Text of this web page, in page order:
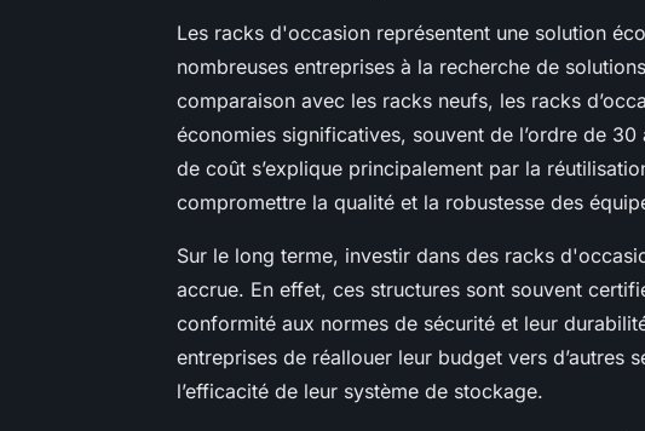
Les racks d'occasion représentent une solution
nombreuses entreprises à la recherche de
comparaison avec les racks neufs, les racks
économies significatives, souvent de l’ordre de
de coût s’explique principalement par la
compromettre la qualité et la robustesse des
Sur le long terme, investir dans des racks
accrue. En effet, ces structures sont souvent
conformité aux normes de sécurité et leur
entreprises de réallouer leur budget vers d’autres
l’efficacité de leur système de stockage.